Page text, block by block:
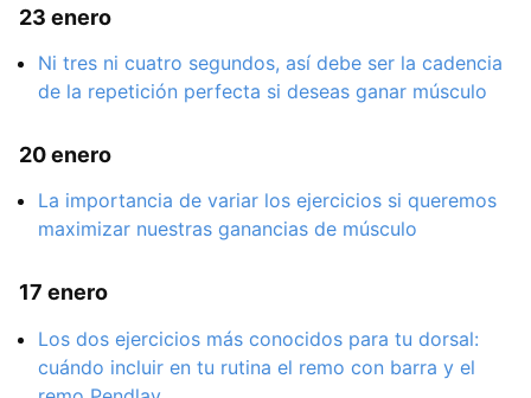
23 enero
Ni tres ni cuatro segundos, así debe ser la cadencia
de la repetición perfecta si deseas ganar músculo
20 enero
La importancia de variar los ejercicios si queremos
maximizar nuestras ganancias de músculo
17 enero
Los dos ejercicios más conocidos para tu dorsal:
cuándo incluir en tu rutina el remo con barra y el